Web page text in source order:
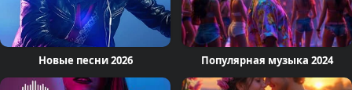
Новые песни 2026 Популярная музыка 2024